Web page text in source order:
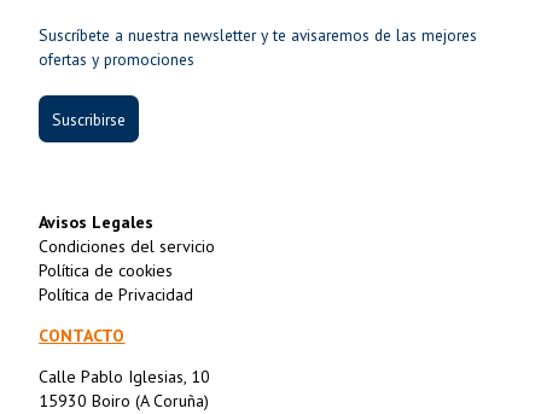
Suscríbete a nuestra newsletter y te avisaremos de las mejores
ofertas y promociones
Suscribirse
Avisos Legales
Condiciones del servicio
Política de cookies
Política de Privacidad
CONTACTO
Calle Pablo Iglesias, 10
15930 Boiro (A Coruña)